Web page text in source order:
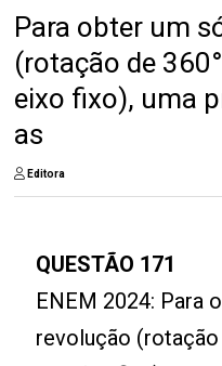
Para obter um
(rotação de
eixo fixo), uma
as
Editora
QUESTÃO 171
ENEM 2024: Para
revolução